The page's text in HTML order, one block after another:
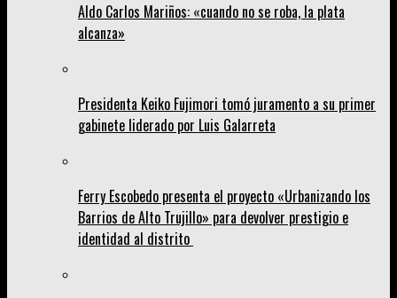
Aldo Carlos Mariños: «cuando no se roba, la plata
alcanza»
Presidenta Keiko Fujimori tomó juramento a su primer
gabinete liderado por Luis Galarreta
Ferry Escobedo presenta el proyecto «Urbanizando los
Barrios de Alto Trujillo» para devolver prestigio e
identidad al distrito